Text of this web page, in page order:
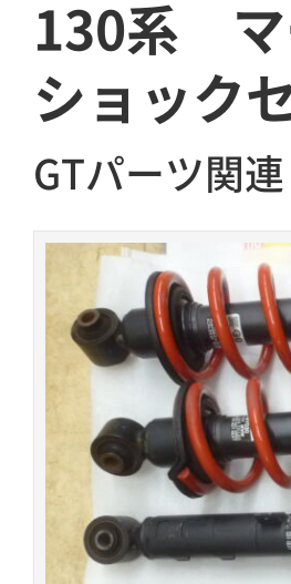
130系
ショック
GTパーツ関連